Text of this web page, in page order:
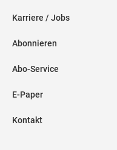
Karriere / Jobs
Abonnieren
Abo-Service
E-Paper
Kontakt